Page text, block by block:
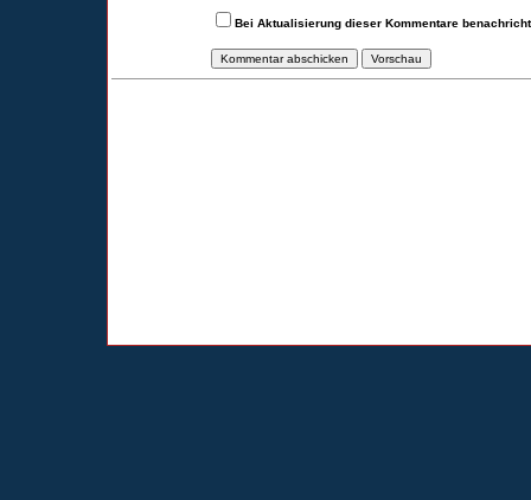
Bei Aktualisierung dieser Kommentare